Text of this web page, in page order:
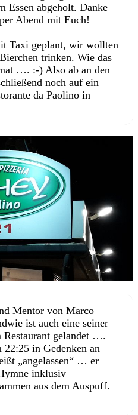
Essen abgeholt. Danke
Abend mit Euch!
Taxi geplant, wir wollten
trinken. Wie das
…. :-) Also ab an den
noch auf ein
da Paolino in
Mentor von Marco
ist auch eine seiner
Restaurant gelandet ….
in Gedenken an
„angelassen“ … er
inklusiv
aus dem Auspuff.